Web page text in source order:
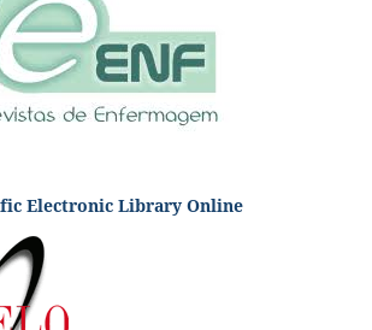
Electronic Library Online